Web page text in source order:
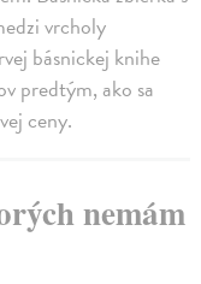
vrcholy
básnickej knihe
predtým, ako sa
ceny.
nemám